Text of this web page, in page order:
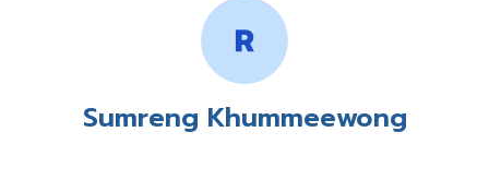
Sumreng Khummeewong